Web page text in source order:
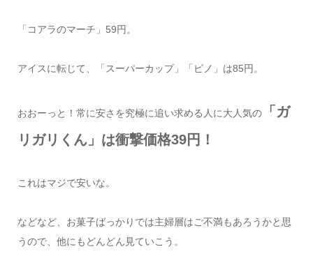
「コアラのマーチ」59円。
アイスに転じて、「スーパーカップ」「ピノ」は85円。
おおーっと！常に安さを究極に追い求める人に大人気の「ガ
リガリくん」は衝撃価格39円！
これはマジで安いな。
などなど、お菓子ばっかりでは主婦層はご不満もあろうかと思
うので、他にもどんどん見ていこう。